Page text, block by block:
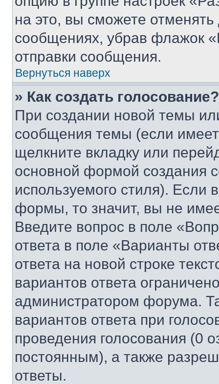
на это, вы сможете
сообщениях, убрав флажок
отправки сообщения.
Вернуться наверх
» Как создать голосование?
При создании новой темы
сообщения темы (если
щелкните вкладку или
основной формой создания
используемого стиля). Если
формы, то значит, вы не
Введите вопрос в поле
ответа в поле «Варианты
ответа на новой строке
вариантов ответа
администратором форума.
вариантов ответа при
проведения голосования (0
постоянным), а также
ответы.